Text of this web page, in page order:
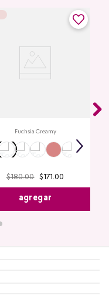
Fuchsia Creamy
$180.00 $171.00
agregar